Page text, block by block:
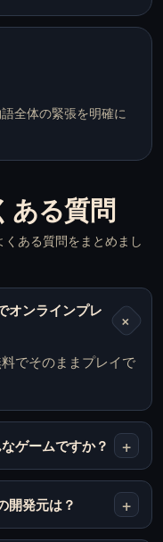
全体の緊張を明確に
ある質問
くある質問をまとめまし
オンラインプレ
+
でそのままプレイで
ゲームですか？ +
開発元は？ +